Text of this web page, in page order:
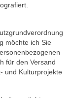
möchte ich Sie
für den Versand
und Kulturprojekte